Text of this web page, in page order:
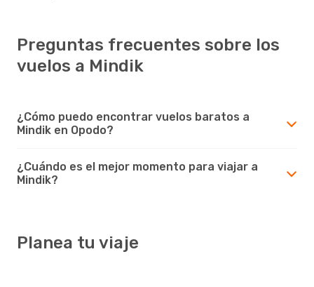
Preguntas frecuentes sobre los
vuelos a Mindik
¿Cómo puedo encontrar vuelos baratos a
Mindik en Opodo?
¿Cuándo es el mejor momento para viajar a
Mindik?
Planea tu viaje